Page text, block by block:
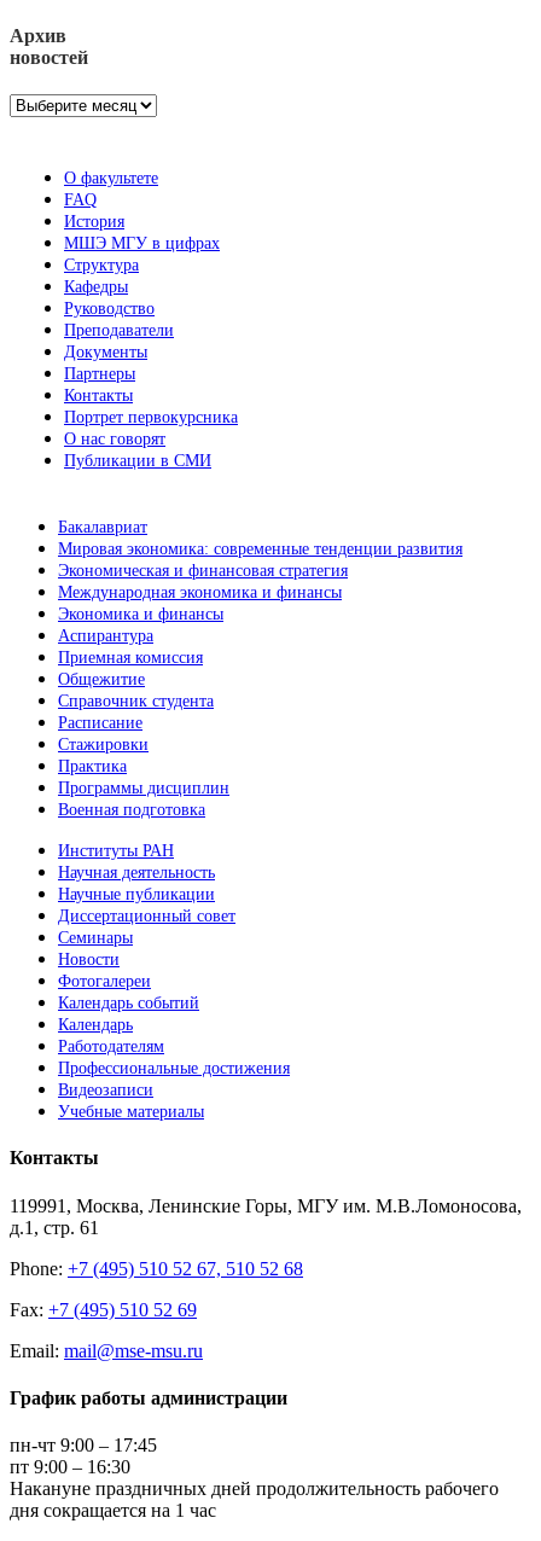
Архив
новостей
Архив
О факультете
FAQ
История
МШЭ МГУ в цифрах
Структура
Кафедры
Руководство
Преподаватели
Документы
Партнеры
Контакты
Портрет первокурсника
О нас говорят
Публикации в СМИ
Бакалавриат
Мировая экономика: современные тенденции развития
Экономическая и финансовая стратегия
Международная экономика и финансы
Экономика и финансы
Аспирантура
Приемная комиссия
Общежитие
Справочник студента
Расписание
Стажировки
Практика
Программы дисциплин
Военная подготовка
Институты РАН
Научная деятельность
Научные публикации
Диссертационный совет
Семинары
Новости
Фотогалереи
Календарь событий
Календарь
Работодателям
Профессиональные достижения
Видеозаписи
Учебные материалы
Контакты
119991, Москва, Ленинские Горы, МГУ им. М.В.Ломоносова,
д.1, стр. 61
Phone: +7 (495) 510 52 67, 510 52 68
Fax: +7 (495) 510 52 69
Email: mail@mse-msu.ru
График работы администрации
пн-чт 9:00 – 17:45
пт 9:00 – 16:30
Накануне праздничных дней продолжительность рабочего
дня сокращается на 1 час